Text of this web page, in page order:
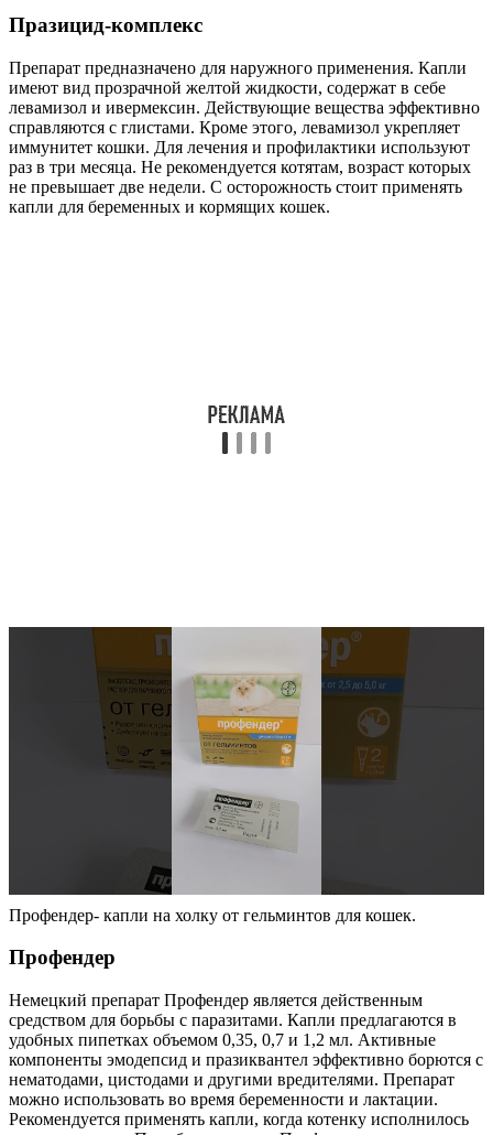
Празицид-комплекс
Препарат предназначено для наружного применения. Капли
имеют вид прозрачной желтой жидкости, содержат в себе
левамизол и ивермексин. Действующие вещества эффективно
справляются с глистами. Кроме этого, левамизол укрепляет
иммунитет кошки. Для лечения и профилактики используют
раз в три месяца. Не рекомендуется котятам, возраст которых
не превышает две недели. С осторожность стоит применять
капли для беременных и кормящих кошек.
Профендер- капли на холку от гельминтов для кошек.
Профендер
Немецкий препарат Профендер является действенным
средством для борьбы с паразитами. Капли предлагаются в
удобных пипетках объемом 0,35, 0,7 и 1,2 мл. Активные
компоненты эмодепсид и празиквантел эффективно борются с
нематодами, цистодами и другими вредителями. Препарат
можно использовать во время беременности и лактации.
Рекомендуется применять капли, когда котенку исполнилось